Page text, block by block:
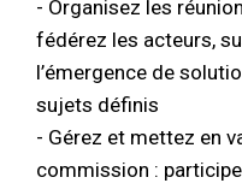
- Organisez les
fédérez les acteurs,
l’émergence de
sujets définis
- Gérez et mettez en
commission :